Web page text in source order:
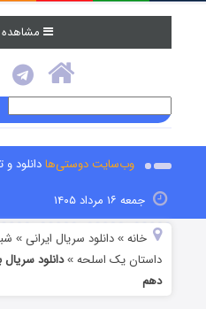
وب‌سایت دوستی‌هادانلود
جمعه ۱۶ مرداد ۱۴۰۵
خانه »دانلود سریال ایرانی »
داستان یک اسلحه »دانلود
دهم